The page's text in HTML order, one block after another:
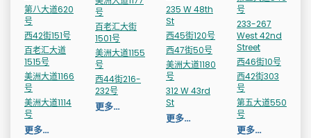
第八大道620
号
西42街151号
百老汇大道
1515号
美洲大道1166
号
美洲大道1114
号
更多…
号
百老汇大街
1501号
美洲大道1155
号
西44街216-
232号
更多…
235 W 48th
St
西45街120号
西47街50号
美洲大道1180
号
312 W 43rd
St
更多…
号
233-267
West 42nd
Street
西46街10号
西42街303
号
第五大道550
号
更多…